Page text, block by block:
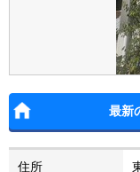
最新
住所